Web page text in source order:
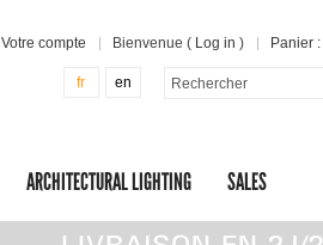
fr en
Panier :
Bienvenue ( Log in )
Votre compte
ARCHITECTURAL LIGHTING SALES